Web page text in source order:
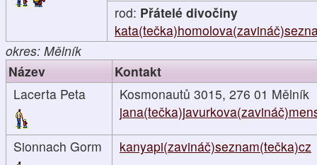
rod: Přátelé divočiny
okres: Mělník
Název
Kontakt
Lacerta Peta
Kosmonautů 3015, 276 01 Mělník
Sionnach Gorm
kanyapi(zavináč)seznam(tečka)cz